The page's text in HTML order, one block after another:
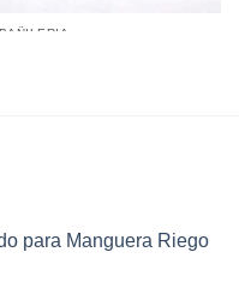
para Manguera Riego